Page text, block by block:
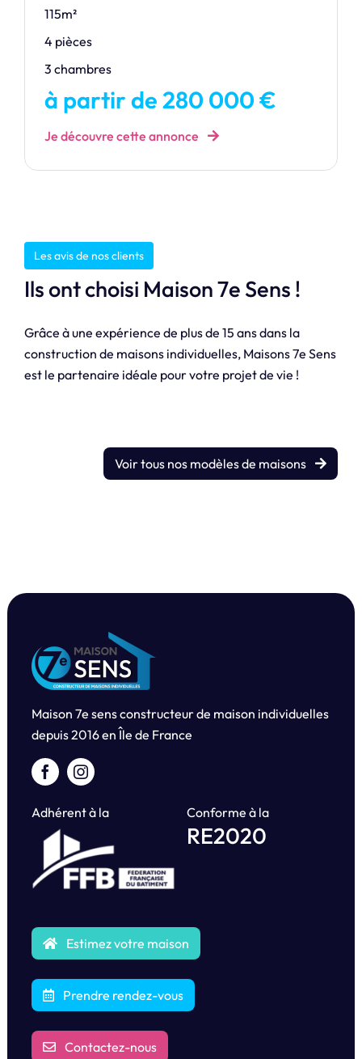
115m²
4 pièces
3 chambres
à partir de 280 000 €
Je découvre cette annonce
Les avis de nos clients
Ils ont choisi Maison 7e Sens !
Grâce à une expérience de plus de 15 ans dans la
construction de maisons individuelles, Maisons 7e Sens
est le partenaire idéale pour votre projet de vie !
Voir tous nos modèles de maisons
Maison 7e sens constructeur de maison individuelles
depuis2016 en Île de France
Adhérent à la Conforme à la
RE2020
Estimez votre maison
Prendre rendez-vous
Contactez-nous